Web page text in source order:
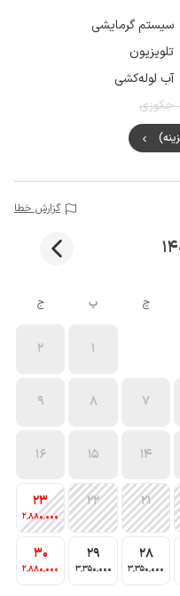
سیستم گرمایشی
تلویزیون
آب لوله‌کشی
جکوزی
گزارش خطا
چ پ ج
1
2
7
8
9
14
15
16
21
22
23
2٬880٬000
28
3٬350٬000
29
3٬350٬000
30
2٬880٬000